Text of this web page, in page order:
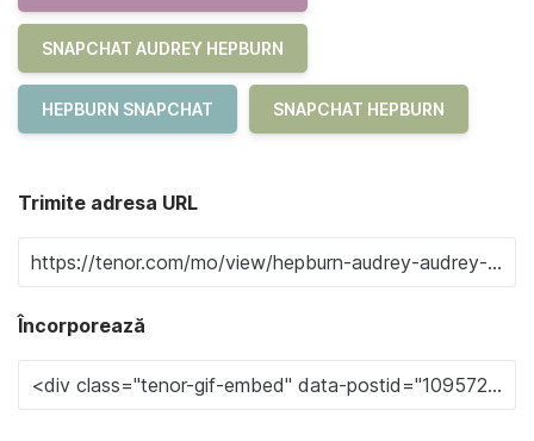
SNAPCHAT AUDREY HEPBURN
HEPBURN SNAPCHAT SNAPCHAT HEPBURN
Trimite adresa URL
Încorporează